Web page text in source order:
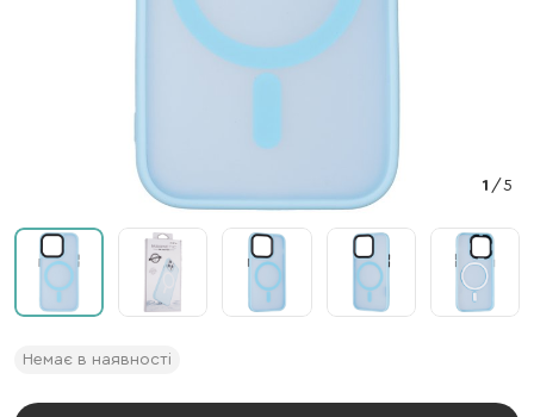
1 /5
Немає в наявності